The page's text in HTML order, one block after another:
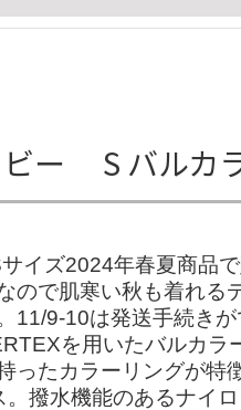
ビー S バルカ
ズ2024年春夏商品
ので肌寒い秋も着れる
9-10は発送手続き
を用いたバルカラ
ったカラーリングが特
撥水機能のあるナイ